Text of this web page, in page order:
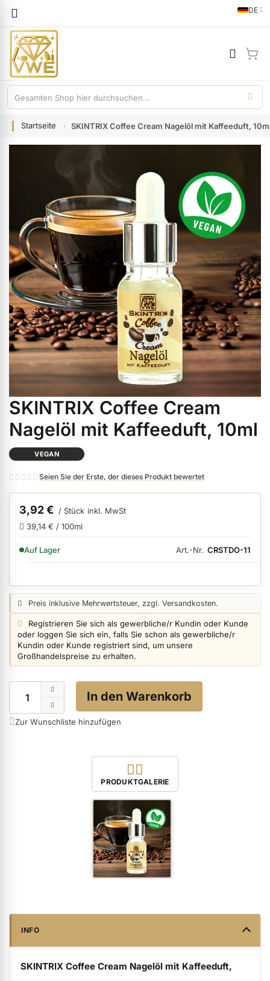
Sprache
DE
German
Weihnachtsmarkt anzeigen
Gel anzeigen
Farbgele anzeigen
Gel Polish anzeigen
Acryl anzeigen
Nagellack & Flüssigkeiten anzeigen
NailArt anzeigen
Hygiene anzeigen
Skintrix anzeigen
Hand- & Körperpflege anzeigen
Beauty Accessoires anzeigen
Verpackungen & Verkaufshilfen anzeigen
Kundenpräsente anzeigen
Startseite SKINTRIX Coffee Cream Nagelöl mit Kaffeeduft,
Bildgalerie
springen
Zum
Anfang
der
Bildgalerie
springen
SKINTRIX Coffee Cream
Nagelöl mit Kaffeeduft, 10ml
VEGAN
Seien Sie der Erste, der dieses Produkt bewertet
3,92 € / Stück inkl. MwSt
39,14 € / 100ml
VERFÜGBARKEIT:
Auf Lager Art.-Nr. CRSTDO-11
Preisangabe:
Preis inklusive Mehrwertsteuer, zzgl. Versandkosten.
Login info:
Registrieren Sie sich als gewerbliche/r Kundin oder Kunde
oder loggen Sie sich ein, falls Sie schon als gewerbliche/r
Kundin oder Kunde registriert sind, um unsere
Großhandelspreise zu erhalten.
In den Warenkorb
Zur Wunschliste hinzufügen
Produktbilder öffnen
PRODUKTGALERIE
INFO
SKINTRIX Coffee Cream Nagelöl mit Kaffeeduft,